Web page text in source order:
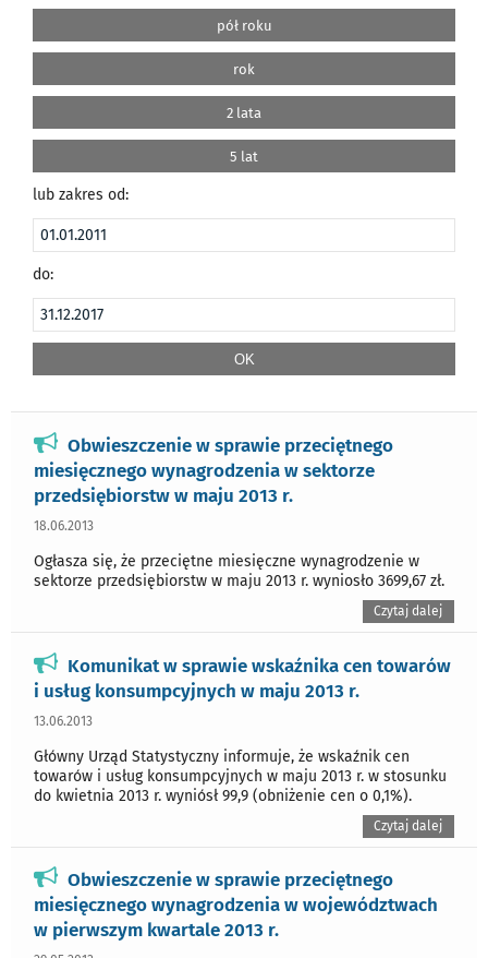
pół roku
rok
2 lata
5 lat
lub zakres od:
do:
Obwieszczenie w sprawie przeciętnego
miesięcznego wynagrodzenia w sektorze
przedsiębiorstw w maju 2013 r.
18.06.2013
Ogłasza się, że przeciętne miesięczne wynagrodzenie w
sektorze przedsiębiorstw w maju 2013 r. wyniosło 3699,67 zł.
Czytaj dalej
Komunikat w sprawie wskaźnika cen towarów
i usług konsumpcyjnych w maju 2013 r.
13.06.2013
Główny Urząd Statystyczny informuje, że wskaźnik cen
towarów i usług konsumpcyjnych w maju 2013 r. w stosunku
do kwietnia 2013 r. wyniósł 99,9 (obniżenie cen o 0,1%).
Czytaj dalej
Obwieszczenie w sprawie przeciętnego
miesięcznego wynagrodzenia w województwach
w pierwszym kwartale 2013 r.